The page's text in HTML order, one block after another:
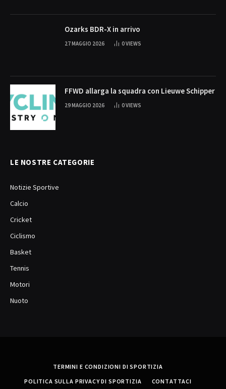
Ozarks BDR-X in arrivo
27 MAGGIO 2026 0VIEWS
FFWD allarga la squadra con Lieuwe Schipper
29 MAGGIO 2026 0VIEWS
LE NOSTRE CATEGORIE
Notizie Sportive
Calcio
Cricket
Ciclismo
Basket
Tennis
Motori
Nuoto
TERMINI E CONDIZIONI DI SPORTIZIA
POLITICA SULLA PRIVACY DI SPORTIZIA
CONTATTACI